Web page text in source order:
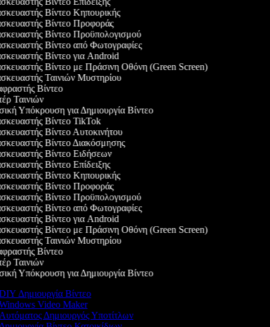
Βίντεο Κηπουρικής
Βίντεο Προφοράς
Βίντεο Προϋπολογισμού
Βίντεο από Φωτογραφίες
Βίντεο για Android
Βίντεο με Πράσινη Οθόνη (Green Screen)
Ταινιών Μυστηρίου
Βίντεο
Ταινιών
Υπόκρουση για Δημιουργία Βίντεο
Βίντεο TikTok
Βίντεο Αυτοκινήτου
Βίντεο Διακόσμησης
Βίντεο Ειδήσεων
Βίντεο Επίδειξης
Βίντεο Κηπουρικής
Βίντεο Προφοράς
Βίντεο Προϋπολογισμού
Βίντεο από Φωτογραφίες
Βίντεο για Android
Βίντεο με Πράσινη Οθόνη (Green Screen)
Ταινιών Μυστηρίου
Βίντεο
Ταινιών
Υπόκρουση για Δημιουργία Βίντεο
Δημιουργία Βίντεο
Video Maker
Δημιουργός Υποτίτλων